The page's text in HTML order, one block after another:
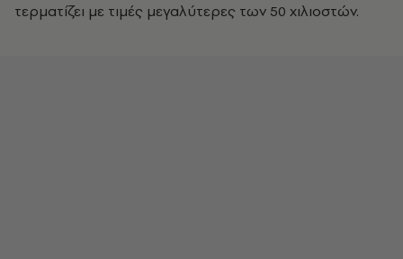
τερματίζει με τιμές μεγαλύτερες των 50 χιλιοστών.